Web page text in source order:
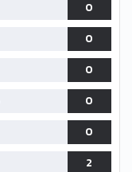
0
0
0
0
0
2